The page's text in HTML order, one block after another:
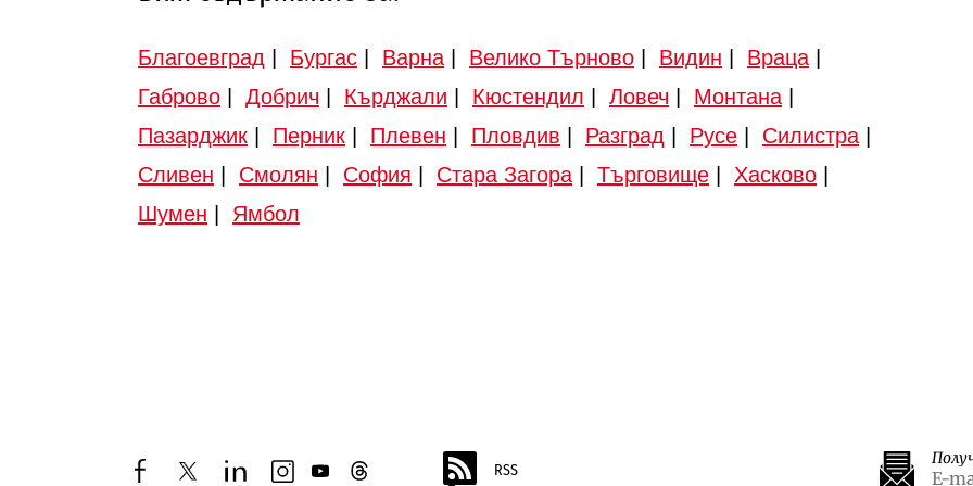
Благоевград Бургас Варна Велико Търново Видин Враца
Габрово
Добрич Кърджали Кюстендил Ловеч Монтана
Пазарджик
Перник Плевен Пловдив Разград Русе Силистра
Сливен
Смолян София Стара Загора Търговище Хасково
Шумен
Ямбол
facebooktwitterlinkedininstagram
youtubethreads RSS